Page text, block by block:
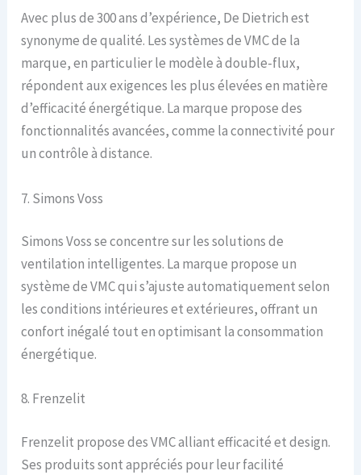
Avec plus de 300 ans d’expérience, De Dietrich est
synonyme de qualité. Les systèmes de VMC de la
marque, en particulier le modèle à double-flux,
répondent aux exigences les plus élevées en matière
d’efficacité énergétique. La marque propose des
fonctionnalités avancées, comme la connectivité pour
un contrôle à distance.
7. Simons Voss
Simons Voss se concentre sur les solutions de
ventilation intelligentes. La marque propose un
système de VMC qui s’ajuste automatiquement selon
les conditions intérieures et extérieures, offrant un
confort inégalé tout en optimisant la consommation
énergétique.
8. Frenzelit
Frenzelit propose des VMC alliant efficacité et design.
Ses produits sont appréciés pour leur facilité